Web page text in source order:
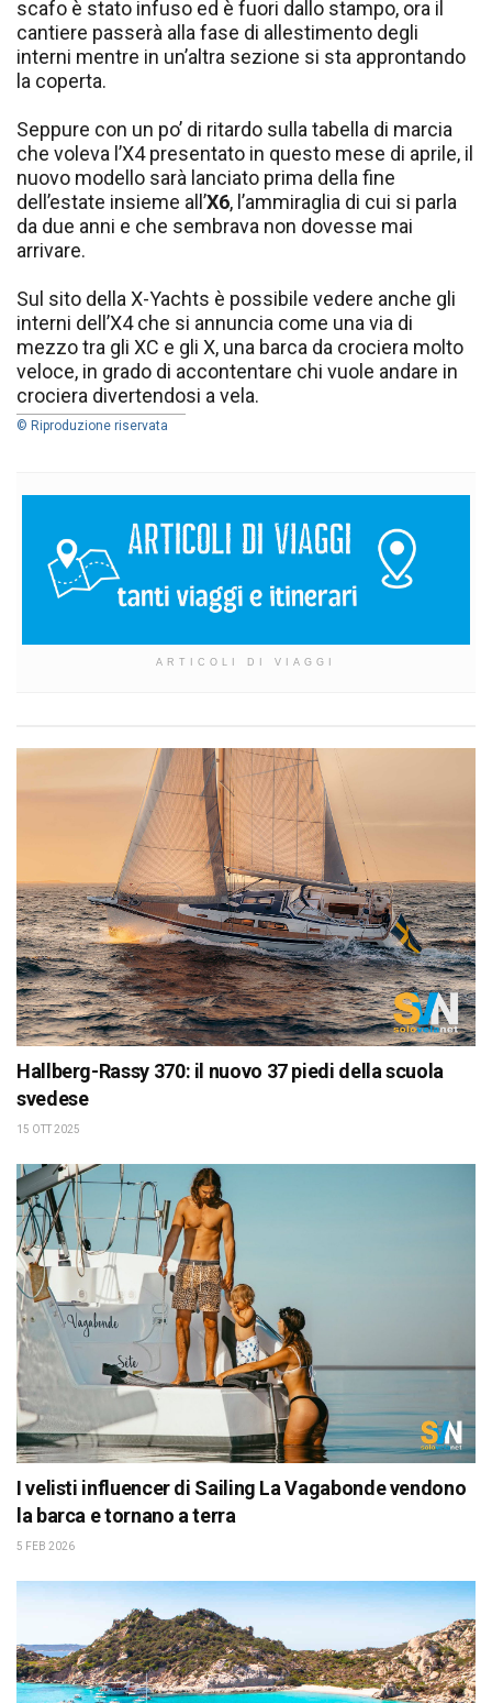
scafo è stato infuso ed è fuori dallo stampo, ora il
cantiere passerà alla fase di allestimento degli
interni mentre in un’altra sezione si sta approntando
la coperta.
Seppure con un po’ di ritardo sulla tabella di marcia
che voleva l’X4 presentato in questo mese di aprile, il
nuovo modello sarà lanciato prima della fine
dell’estate insieme all’X6, l’ammiraglia di cui si parla
da due anni e che sembrava non dovesse mai
arrivare.
Sul sito della X-Yachts è possibile vedere anche gli
interni dell’X4 che si annuncia come una via di
mezzo tra gli XC e gli X, una barca da crociera molto
veloce, in grado di accontentare chi vuole andare in
crociera divertendosi a vela.
© Riproduzione riservata
ARTICOLI DI VIAGGI
Hallberg-Rassy 370: il nuovo 37 piedi della scuola
svedese
15 OTT 2025
I velisti influencer di Sailing La Vagabonde vendono
la barca e tornano a terra
5 FEB 2026